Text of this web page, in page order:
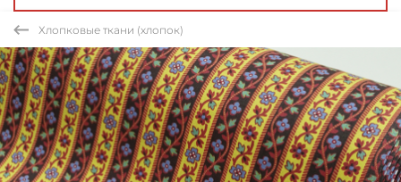
Хлопковые ткани (хлопок)